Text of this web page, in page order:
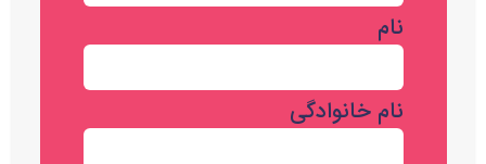
نام
نام خانوادگی